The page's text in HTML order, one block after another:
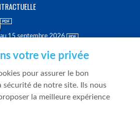
15 septembre 2026
sélection
dépôts et de résolution
votre vie privée
pour assurer le bon
de notre site. Ils nous
la meilleure expérience